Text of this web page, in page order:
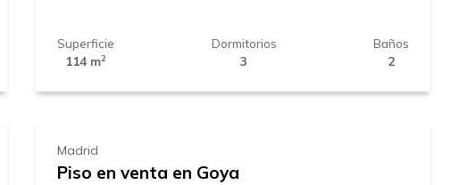
Superficie
114 m2
Dormitorios
3
Baños
2
2.219.000 €
Madrid
Piso en venta en Goya